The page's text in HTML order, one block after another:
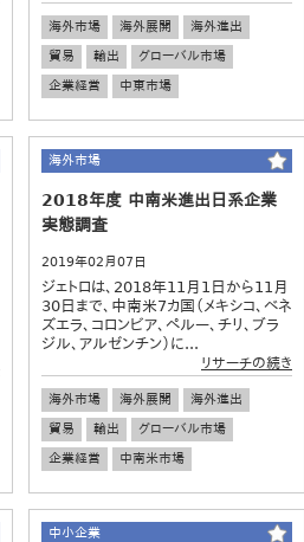
海外市場 海外展開
海外進出
貿易
輸出
グローバル市場
企業経営
中東市場
海外市場
2018年度 中南米進出日系企業
実態調査
2019年02月07日
ジェトロは、2018年11月1日から11月
30日まで、中南米7カ国（メキシコ、ベネ
ズエラ、コロンビア、ペルー、チリ、ブラ
ジル、アルゼンチン）に...
リサーチの続き
海外市場 海外展開
海外進出
貿易
輸出
グローバル市場
企業経営
中南米市場
中小企業